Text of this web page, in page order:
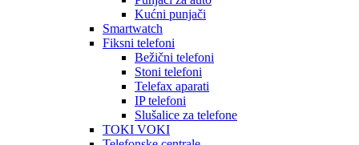
Kućni punjači
Smartwatch
Fiksni telefoni
Bežični telefoni
Stoni telefoni
Telefax aparati
IP telefoni
Slušalice za telefone
TOKI VOKI